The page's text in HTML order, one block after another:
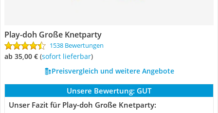
Play-doh Große Knetparty
1538 Bewertungen
ab 35,00 € ( Sofort lieferbar)
Preisvergleich und weitere Angebote
Unsere Bewertung: GUT
Unser Fazit für Play-doh Große Knetparty: